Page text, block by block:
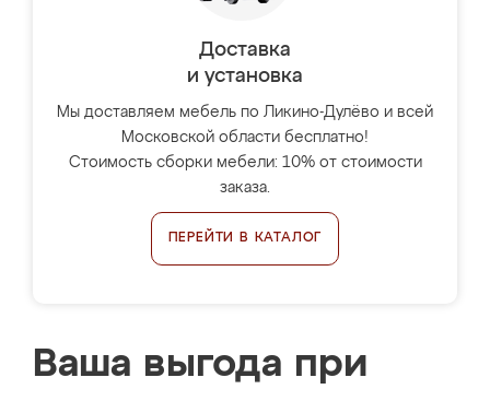
Доставка
и установка
Мы доставляем мебель по Ликино-Дулёво и всей
Московской области бесплатно!
Стоимость сборки мебели: 10% от стоимости
заказа.
ПЕРЕЙТИ В КАТАЛОГ
Ваша выгода при